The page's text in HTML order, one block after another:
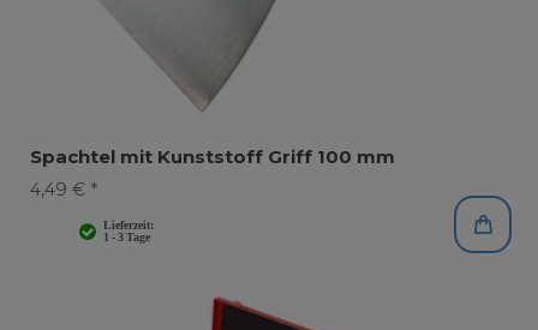
Spachtel mit Kunststoff Griff 100 mm
4,49 € *